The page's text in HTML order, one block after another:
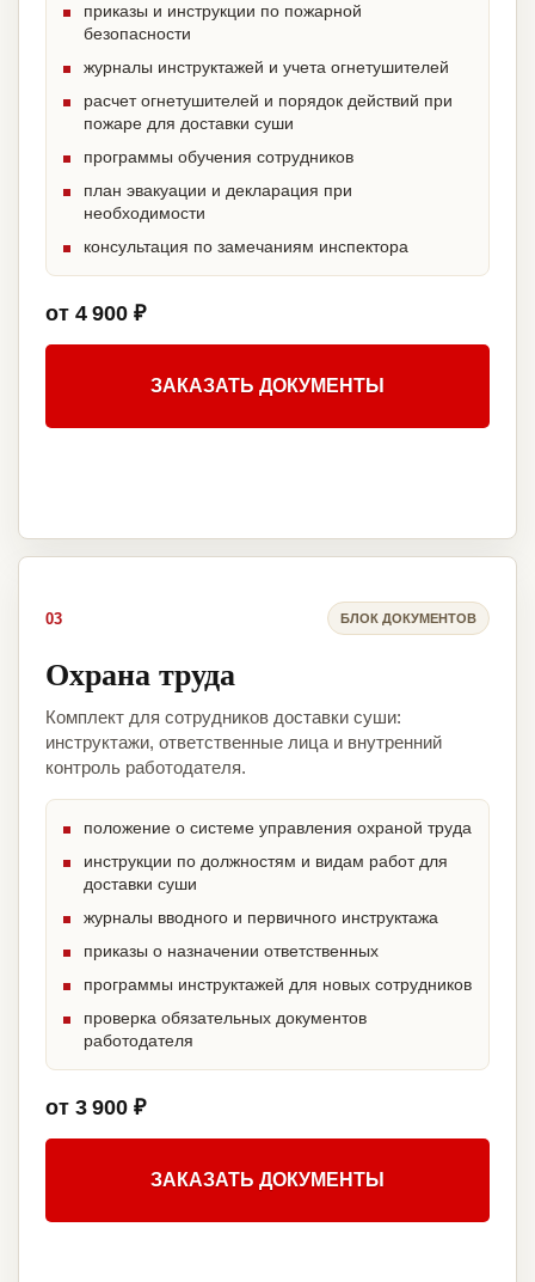
приказы и инструкции по пожарной
безопасности
журналы инструктажей и учета огнетушителей
расчет огнетушителей и порядок действий при
пожаре для доставки суши
программы обучения сотрудников
план эвакуации и декларация при
необходимости
консультация по замечаниям инспектора
от 4 900 ₽
ЗАКАЗАТЬ ДОКУМЕНТЫ
03 БЛОК ДОКУМЕНТОВ
Охрана труда
Комплект для сотрудников доставки суши:
инструктажи, ответственные лица и внутренний
контроль работодателя.
положение о системе управления охраной труда
инструкции по должностям и видам работ для
доставки суши
журналы вводного и первичного инструктажа
приказы о назначении ответственных
программы инструктажей для новых сотрудников
проверка обязательных документов
работодателя
от 3 900 ₽
ЗАКАЗАТЬ ДОКУМЕНТЫ